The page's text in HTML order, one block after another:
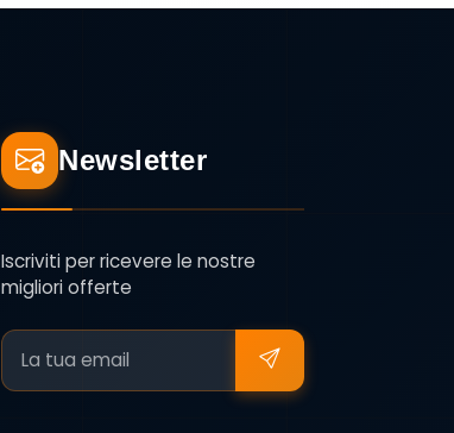
Newsletter
Iscriviti per ricevere le nostre
migliori offerte